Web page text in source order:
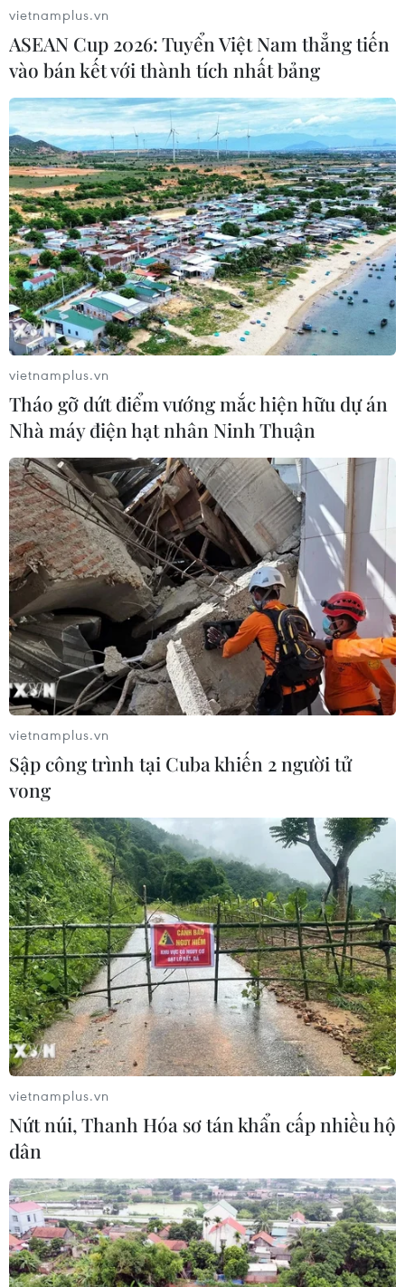
vietnamplus.vn
ASEAN Cup 2026: Tuyển Việt Nam thẳng tiến
vào bán kết với thành tích nhất bảng
vietnamplus.vn
Tháo gỡ dứt điểm vướng mắc hiện hữu dự án
Nhà máy điện hạt nhân Ninh Thuận
vietnamplus.vn
Sập công trình tại Cuba khiến 2 người tử
vong
vietnamplus.vn
Nứt núi, Thanh Hóa sơ tán khẩn cấp nhiều hộ
dân